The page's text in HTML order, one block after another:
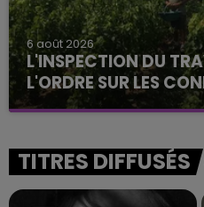
6 août 2026
L'INSPECTION DU
L'ORDRE SUR LES
Alors que les dates de
l'inspection du Travail en
les conditions de...
TITRES DIFFUSÉS